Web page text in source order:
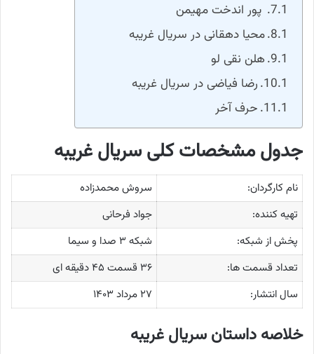
پور اندخت مهیمن
محیا دهقانی در سریال غریبه
هلن نقی لو
رضا فیاضی در سریال غریبه
حرف آخر
جدول مشخصات کلی سریال غریبه
نام کارگردان:
سروش محمدزاده
تهیه کننده:
جواد فرحانی
پخش از شبکه:
شبکه ۳ صدا و سیما
تعداد قسمت ها:
۳۶ قسمت ۴۵ دقیقه ای
سال انتشار:
۲۷ مرداد ۱۴۰۳
خلاصه داستان سریال غریبه